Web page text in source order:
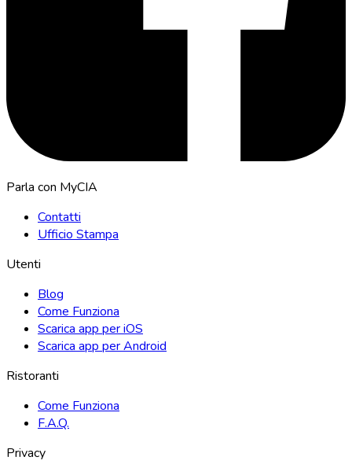
Parla con MyCIA
Contatti
Ufficio Stampa
Utenti
Blog
Come Funziona
Scarica app per iOS
Scarica app per Android
Ristoranti
Come Funziona
F.A.Q.
Privacy